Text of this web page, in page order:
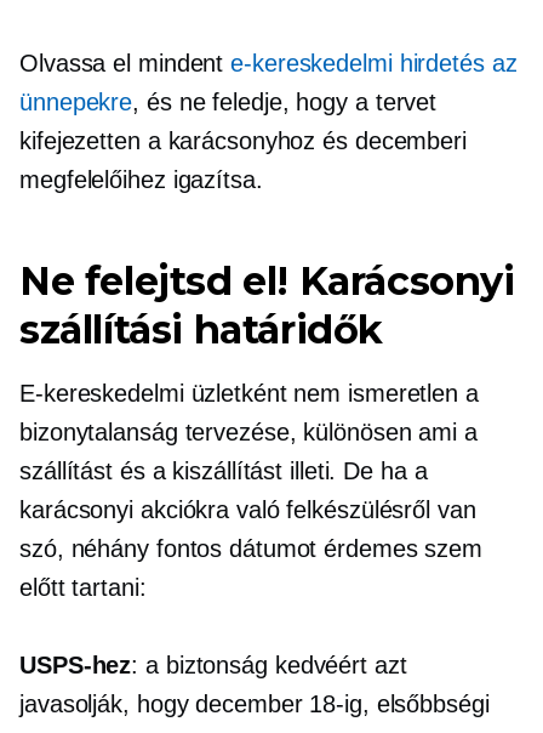
Olvassa el mindente-kereskedelmi hirdetés az
ünnepekre, és ne feledje, hogy a tervet
kifejezetten a karácsonyhoz és decemberi
megfelelőihez igazítsa.
Ne felejtsd el! Karácsonyi
szállítási határidők
E-kereskedelmi üzletként nem ismeretlen a
bizonytalanság tervezése, különösen ami a
szállítást és a kiszállítást illeti. De ha a
karácsonyi akciókra való felkészülésről van
szó, néhány fontos dátumot érdemes szem
előtt tartani:
USPS-hez: a biztonság kedvéért azt
javasolják, hogy december 18-ig, elsőbbségi